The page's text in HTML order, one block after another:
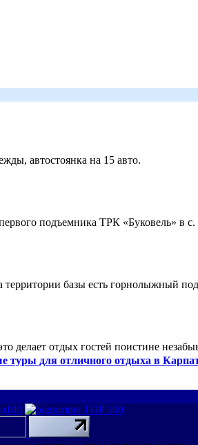
автостоянка на 15 авто.
подъемника ТРК «Буковель» в
базы есть горнолыжный
делает отдых гостей поистине
туры для отличного отдыха в